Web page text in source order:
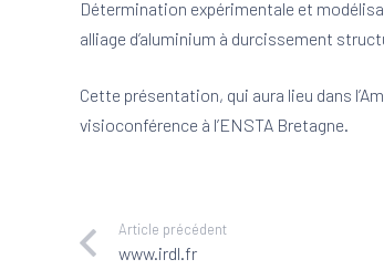
Détermination expérimentale et
alliage d’aluminium à durcissement
Cette présentation, qui aura lieu dans
visioconférence à l’ENSTA Bretagne.
Article précédent
www.irdl.fr